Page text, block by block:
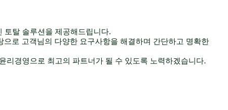
토탈 솔루션을 제공해드립니다.
로 고객님의 다양한 요구사항을 해결하며 간단하고 명확한
리경영으로 최고의 파트너가 될 수 있도록 노력하겠습니다.